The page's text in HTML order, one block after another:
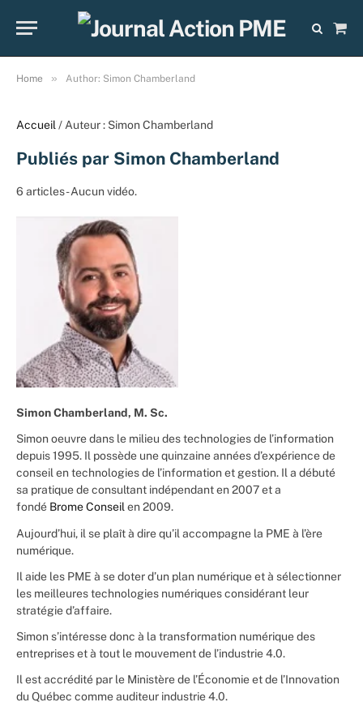
Cart
Home » Author: Simon Chamberland
Accueil / Auteur : Simon Chamberland
Publiés par Simon Chamberland
6 articles - Aucun vidéo.
Simon Chamberland, M. Sc.
Simon oeuvre dans le milieu des technologies de l’information
depuis 1995. Il possède une quinzaine années d’expérience de
conseil en technologies de l’information et gestion. Il a débuté
sa pratique de consultant indépendant en 2007 et a
fondé Brome Conseilen 2009.
Aujourd’hui, il se plaît à dire qu’il accompagne la PME à l’ère
numérique.
Il aide les PME à se doter d’un plan numérique et à sélectionner
les meilleures technologies numériques considérant leur
stratégie d’affaire.
Simon s’intéresse donc à la transformation numérique des
entreprises et à tout le mouvement de l’industrie 4.0.
Il est accrédité par le Ministère de l’Économie et de l’Innovation
du Québec comme auditeur industrie 4.0.